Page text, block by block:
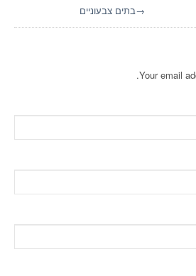
→בתים צבעוניים
Your email